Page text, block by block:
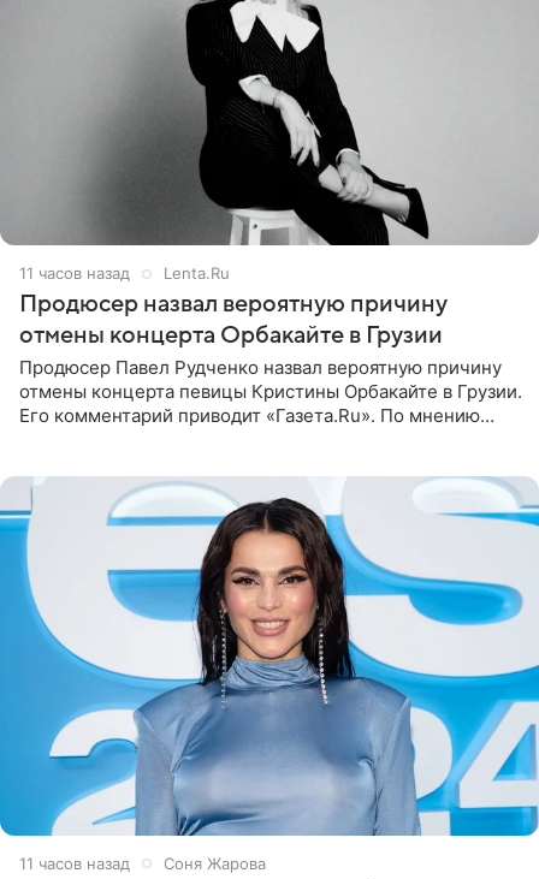
11 часов назад Lenta.Ru
Продюсер назвал вероятную причину
отмены концерта Орбакайте в Грузии
Продюсер Павел Рудченко назвал вероятную причину
отмены концерта певицы Кристины Орбакайте в Грузии.
Его комментарий приводит «Газета.Ru». По мнению
11 часов назад Соня Жарова